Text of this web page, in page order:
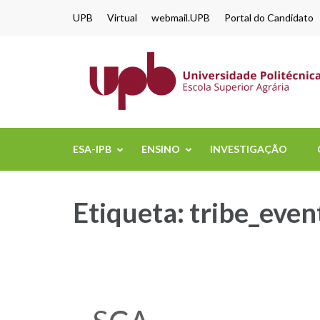
UPB Virtual webmail.UPB Portal do Candidato
ESA-IPB ENSINO INVESTIGAÇÃO
Etiqueta: